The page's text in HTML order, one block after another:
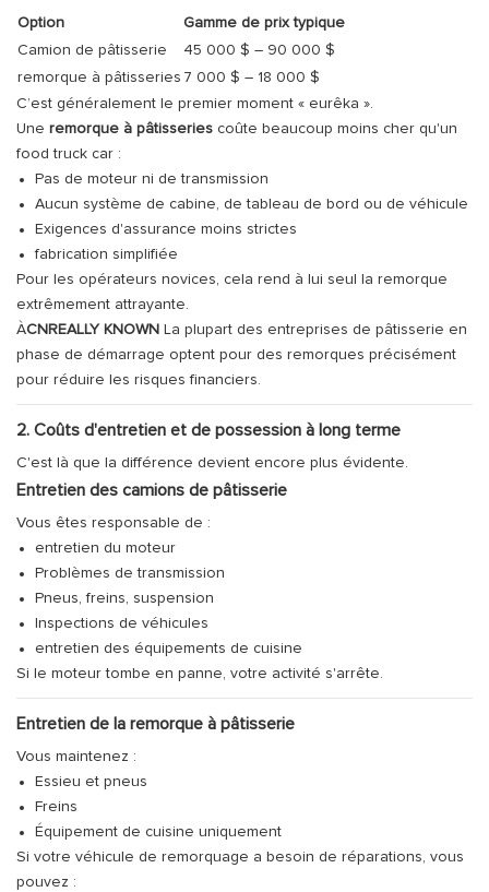
Option
Gamme de prix typique
Camion de pâtisserie
45 000 $ – 90 000 $
remorque à pâtisseries 7 000 $ – 18 000 $
C’est généralement le premier moment « eurêka ».
Une remorque à pâtisseries coûte beaucoup moins cher qu'un
food truck car :
Pas de moteur ni de transmission
Aucun système de cabine, de tableau de bord ou de véhicule
Exigences d'assurance moins strictes
fabrication simplifiée
Pour les opérateurs novices, cela rend à lui seul la remorque
extrêmement attrayante.
ÀCNREALLY KNOWN La plupart des entreprises de pâtisserie en
phase de démarrage optent pour des remorques précisément
pour réduire les risques financiers.
2. Coûts d'entretien et de possession à long terme
C'est là que la différence devient encore plus évidente.
Entretien des camions de pâtisserie
Vous êtes responsable de :
entretien du moteur
Problèmes de transmission
Pneus, freins, suspension
Inspections de véhicules
entretien des équipements de cuisine
Si le moteur tombe en panne, votre activité s'arrête.
Entretien de la remorque à pâtisserie
Vous maintenez :
Essieu et pneus
Freins
Équipement de cuisine uniquement
Si votre véhicule de remorquage a besoin de réparations, vous
pouvez :